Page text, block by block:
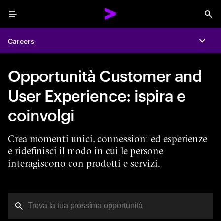
Menu
Careers
Opportunità Customer and
User Experience: ispira e
coinvolgi
Crea momenti unici, connessioni ed esperienze
e ridefinisci il modo in cui le persone
interagiscono con prodotti e servizi.